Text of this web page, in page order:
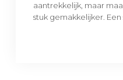
aantrekkelijk, maar
stuk gemakkelijker. Een